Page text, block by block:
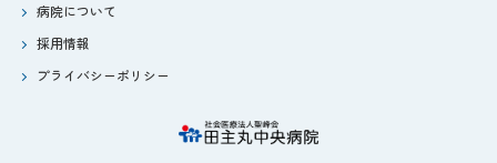
病院について
採用情報
プライバシーポリシー